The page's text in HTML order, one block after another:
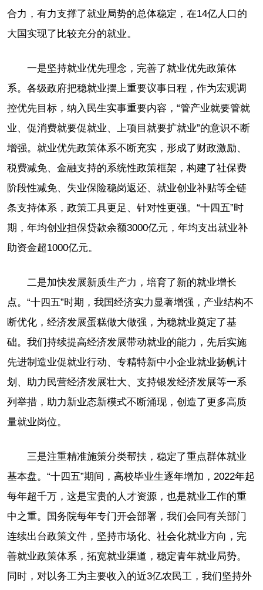
合力，有力支撑了就业局势的总体稳定，在14亿人口的
大国实现了比较充分的就业。
一是坚持就业优先理念，完善了就业优先政策体
系。各级政府把稳就业摆上重要议事日程，作为宏观调
控优先目标，纳入民生实事重要内容，“管产业就要管就
业、促消费就要促就业、上项目就要扩就业”的意识不断
增强。就业优先政策体系不断充实，形成了财政激励、
税费减免、金融支持的系统性政策框架，构建了社保费
阶段性减免、失业保险稳岗返还、就业创业补贴等全链
条支持体系，政策工具更足、针对性更强。“十四五”时
期，年均创业担保贷款余额3000亿元，年均支出就业补
助资金超1000亿元。
二是加快发展新质生产力，培育了新的就业增长
点。“十四五”时期，我国经济实力显著增强，产业结构不
断优化，经济发展蛋糕做大做强，为稳就业奠定了基
础。我们持续提高经济发展带动就业的能力，先后实施
先进制造业促就业行动、专精特新中小企业就业扬帆计
划、助力民营经济发展壮大、支持银发经济发展等一系
列举措，助力新业态新模式不断涌现，创造了更多高质
量就业岗位。
三是注重精准施策分类帮扶，稳定了重点群体就业
基本盘。“十四五”期间，高校毕业生逐年增加，2022年起
每年超千万，这是宝贵的人才资源，也是就业工作的重
中之重。国务院每年专门开会部署，我们会同有关部门
连续出台政策文件，坚持市场化、社会化就业方向，完
善就业政策体系，拓宽就业渠道，稳定青年就业局势。
同时，对以务工为主要收入的近3亿农民工，我们坚持外